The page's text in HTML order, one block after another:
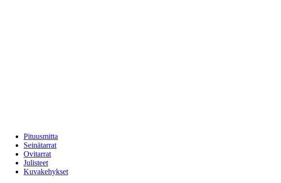
Pituusmitta
Seinätarrat
Ovitarrat
Julisteet
Kuvakehykset